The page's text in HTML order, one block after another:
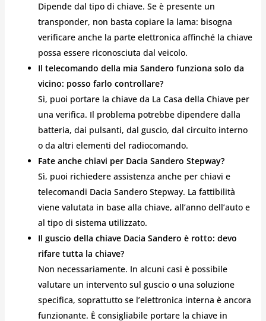
Dipende dal tipo di chiave. Se è presente un
transponder, non basta copiare la lama: bisogna
verificare anche la parte elettronica affinché la chiave
possa essere riconosciuta dal veicolo.
Il telecomando della mia Sandero funziona solo da
vicino: posso farlo controllare?
Sì, puoi portare la chiave da La Casa della Chiave per
una verifica. Il problema potrebbe dipendere dalla
batteria, dai pulsanti, dal guscio, dal circuito interno
o da altri elementi del radiocomando.
Fate anche chiavi per Dacia Sandero Stepway?
Sì, puoi richiedere assistenza anche per chiavi e
telecomandi Dacia Sandero Stepway. La fattibilità
viene valutata in base alla chiave, all’anno dell’auto e
al tipo di sistema utilizzato.
Il guscio della chiave Dacia Sandero è rotto: devo
rifare tutta la chiave?
Non necessariamente. In alcuni casi è possibile
valutare un intervento sul guscio o una soluzione
specifica, soprattutto se l’elettronica interna è ancora
funzionante. È consigliabile portare la chiave in